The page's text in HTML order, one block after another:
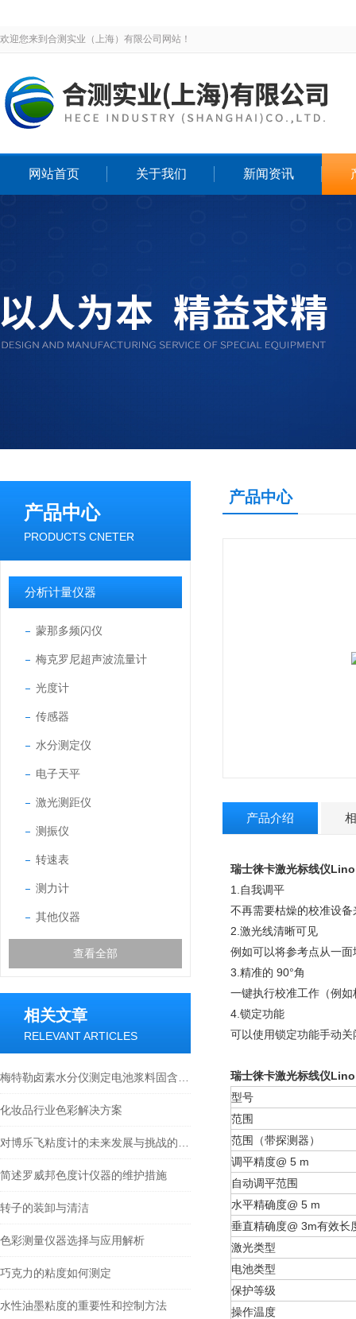
欢迎您来到合测实业（上海）有限公司网站！
网站首页 关于我们 新闻资讯
产品中心
PRODUCTS CNETER
分析计量仪器
蒙那多频闪仪
梅克罗尼超声波流量计
光度计
传感器
水分测定仪
电子天平
激光测距仪
测振仪
转速表
测力计
其他仪器
查看全部
相关文章
RELEVANT ARTICLES
化妆品行业色彩解决方案
简述罗威邦色度计仪器的维护措施
转子的装卸与清洁
色彩测量仪器选择与应用解析
巧克力的粘度如何测定
水性油墨粘度的重要性和控制方法
产品中心
产品介绍
瑞士徕卡激光标线仪
1.自我调平
不再需要枯燥的校准设
2.激光线清晰可见
例如可以将参考点从一
3.精准的 90°角
一键执行校准工作（例
4.锁定功能
可以使用锁定功能手动
瑞士徕卡激光标线仪
型号
范围
范围（带探测器）
调平精度@ 5 m
自动调平范围
水平精确度@ 5 m
垂直精确度@ 3m有效长
激光类型
电池类型
保护等级
操作温度